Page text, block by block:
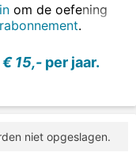
om de oefening
.
€ 15,- per jaar.
niet opgeslagen.